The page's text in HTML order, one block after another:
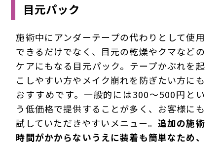
目元パック
施術中にアンダーテープの代わりとして使用
できるだけでなく、目元の乾燥やクマなどの
ケアにもなる目元パック。テープかぶれを起
こしやすい方やメイク崩れを防ぎたい方にも
おすすめです。一般的には300～500円とい
う低価格で提供することが多く、お客様にも
試していただきやすいメニュー。 追加の施術
時間がかからないうえに装着も簡単なため、